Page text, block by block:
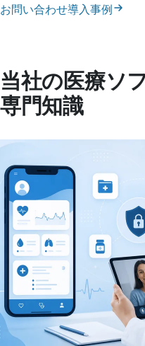
お問い合わせ導入事例
当社の医療ソ
専門知識